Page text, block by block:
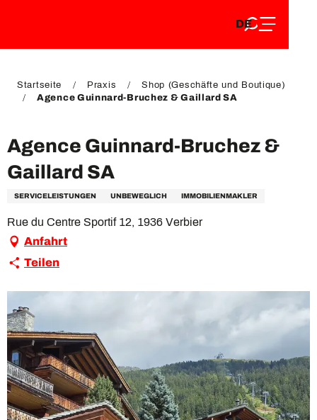
EN
DE
FR
Startseite Praxis
Shop (Geschäfte und Boutique)
Agence Guinnard-Bruchez & Gaillard SA
Agence Guinnard-Bruchez &
Gaillard SA
SERVICELEISTUNGEN UNBEWEGLICH IMMOBILIENMAKLER
Rue du Centre Sportif 12, 1936 Verbier
Anfahrt
Teilen